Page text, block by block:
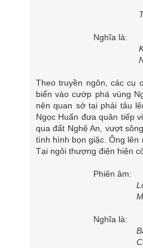
Nghĩa là:
Theo truyền ngôn, các cụ
biển vào cướp phá vùng
nên quan sở tại phải tâu
Ngọc Huấn đưa quân tiếp
qua đất Nghệ An, vượt
tình hình bọn giặc. Ông lên
Tại ngôi thượng điện hiện
Phiên âm:
Mã
Nghĩa là: